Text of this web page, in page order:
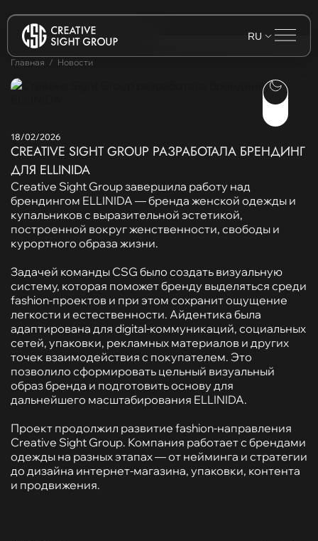
RU
Главная Новости
18/02/2026
CREATIVE SIGHT GROUP РАЗРАБОТАЛА БРЕНДИНГ
ДЛЯ ELLINIDA
Creative Sight Group завершила работу над
брендингом ELLINIDA — бренда женской одежды и
купальников с выразительной эстетикой,
построенной вокруг женственности, свободы и
курортного образа жизни.
Задачей команды CSG было создать визуальную
систему, которая поможет бренду выделяться среди
fashion-проектов и при этом сохранит ощущение
легкости и естественности. Айдентика была
адаптирована для digital-коммуникаций, социальных
сетей, упаковки, рекламных материалов и других
точек взаимодействия с покупателем. Это
позволило сформировать цельный визуальный
образ бренда и подготовить основу для
дальнейшего масштабирования ELLINIDA.
Проект продолжил развитие fashion-направления
Creative Sight Group. Компания работает с брендами
одежды на разных этапах — от нейминга и стратегии
до дизайна интернет-магазина, упаковки, контента
и продвижения.